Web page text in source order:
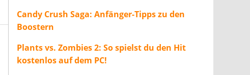
Candy Crush Saga: Anfänger-Tipps zu den
Boostern
Plants vs. Zombies 2: So spielst du den Hit
kostenlos auf dem PC!